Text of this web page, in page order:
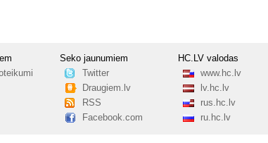
Seko jaunumiem
Twitter
Draugiem.lv
RSS
Facebook.com
HC.LV valodas
www.hc.lv
lv.hc.lv
rus.hc.lv
ru.hc.lv